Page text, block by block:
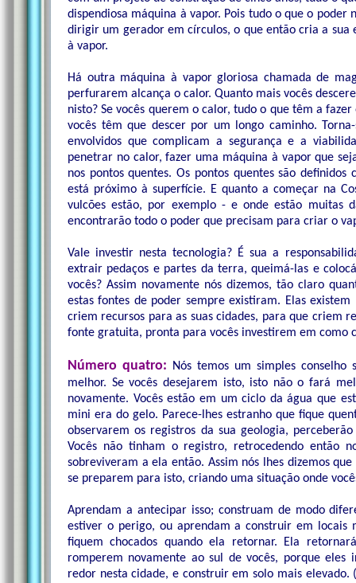
dispendiosa máquina à vapor. Pois tudo o que o
dirigir um gerador em círculos, o que então cria a
à vapor.
Há outra máquina à vapor gloriosa chamada de
perfurarem alcança o calor. Quanto mais vocês
nisto? Se vocês querem o calor, tudo o que têm a
vocês têm que descer por um longo caminho.
envolvidos que complicam a segurança e a
penetrar no calor, fazer uma máquina à vapor que
nos pontos quentes. Os pontos quentes são
está próximo à superfície. E quanto a começar na
vulcões estão, por exemplo - e onde estão muitas
encontrarão todo o poder que precisam para criar o
Vale investir nesta tecnologia? É sua a
extrair pedaços e partes da terra, queimá-las e
vocês? Assim novamente nós dizemos, tão claro
estas fontes de poder sempre existiram. Elas
criem recursos para as suas cidades, para que criem
fonte gratuita, pronta para vocês investirem em como
Número quatro: Nós temos um simples
melhor. Se vocês desejarem isto, isto não o fará
novamente. Vocês estão em um ciclo da água que
mini era do gelo. Parece-lhes estranho que fique
observarem os registros da sua geologia,
Vocês não tinham o registro, retrocedendo então
sobreviveram a ela então. Assim nós lhes dizemos
se preparem para isto, criando uma situação onde
Aprendam a antecipar isso; construam de modo
estiver o perigo, ou aprendam a construir em locais
fiquem chocados quando ela retornar. Ela
romperem novamente ao sul de vocês, porque
redor nesta cidade, e construir em solo mais elevado.